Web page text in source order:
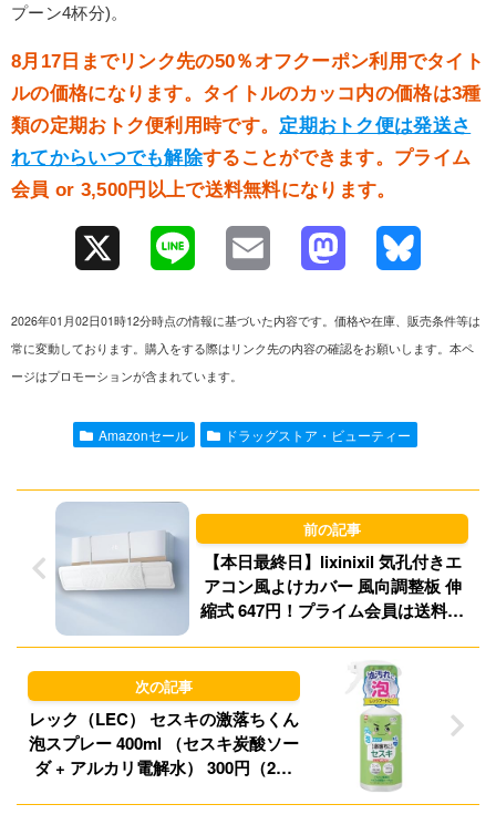
プーン4杯分)。
8月17日までリンク先の50％オフクーポン利用でタイト
ルの価格になります。タイトルのカッコ内の価格は3種
類の定期おトク便利用時です。 定期おトク便は発送さ
れてからいつでも解除することができます。プライム
会員 or 3,500円以上で送料無料になります。
e
l o
o
n
y
2026年01月02日01時12分時点の情報に基づいた内容です。価格や在庫、販売条件等は
常に変動しております。購入をする際はリンク先の内容の確認をお願いします。本ペ
ージはプロモーションが含まれています。
Amazonセール ドラッグストア・ビューティー
【本日最終日】lixinixil 気孔付きエ
アコン風よけカバー 風向調整板 伸
縮式 647円！プライム会員は送料無
レック（LEC） セスキの激落ちくん
泡スプレー 400ml （セスキ炭酸ソー
ダ + アルカリ電解水） 300円（285